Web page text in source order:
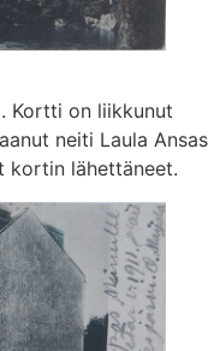
Kortti on liikkunut
neiti Laula Ansas
kortin lähettäneet.